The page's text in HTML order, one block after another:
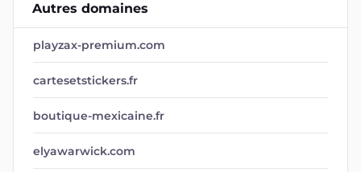
Autres domaines
playzax-premium.com
cartesetstickers.fr
boutique-mexicaine.fr
elyawarwick.com